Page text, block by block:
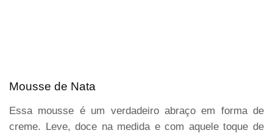
Mousse de Nata
Essa mousse é um verdadeiro abraço em forma de
creme. Leve, doce na medida e com aquele toque de